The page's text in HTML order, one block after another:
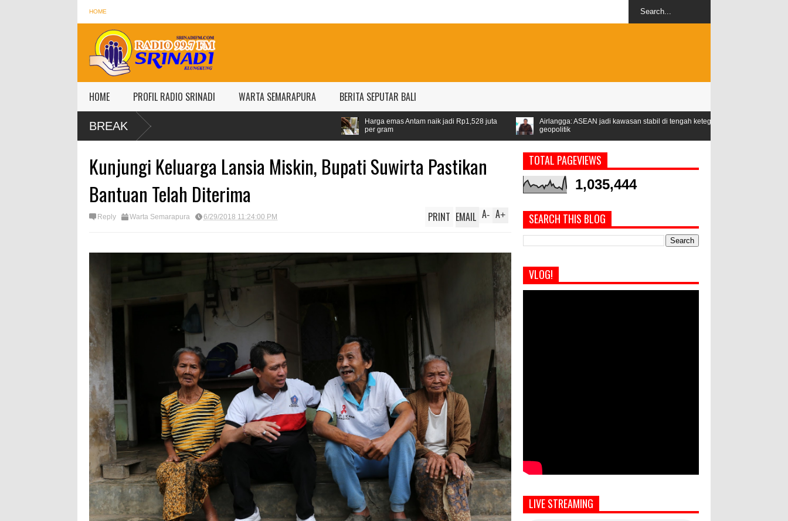
HOME
HOME PROFIL RADIO SRINADI WARTA SEMARAPURA BERITA SEPUTAR BALI
BREAK
Harga emas Antam naik jadi Rp1,528 juta
Airlangga: ASEAN jadi kawasan stabil di tengah ketegangan
Libur Lebaran, Konsumsi
Kunjungi Keluarga Lansia Miskin, Bupati Suwirta Pastikan
Bantuan Telah Diterima
Reply Warta Semarapura 6/29/2018 11:24:00 PM A+
A-
PRINT EMAIL
TOTAL PAGEVIEWS
1,035,444
SEARCH THIS BLOG
VLOG!
LIVE STREAMING